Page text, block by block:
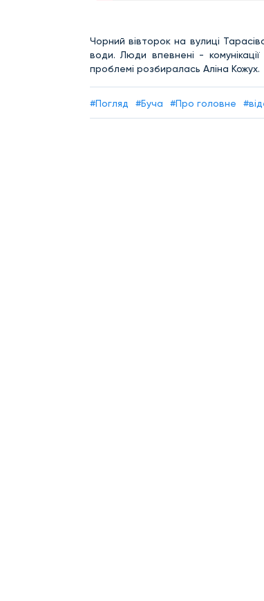
Чорний вівторок на вулиці
води. Люди впевнені -
проблемі розбиралась Аліна Кожух.
#Погляд #Буча #Про головне